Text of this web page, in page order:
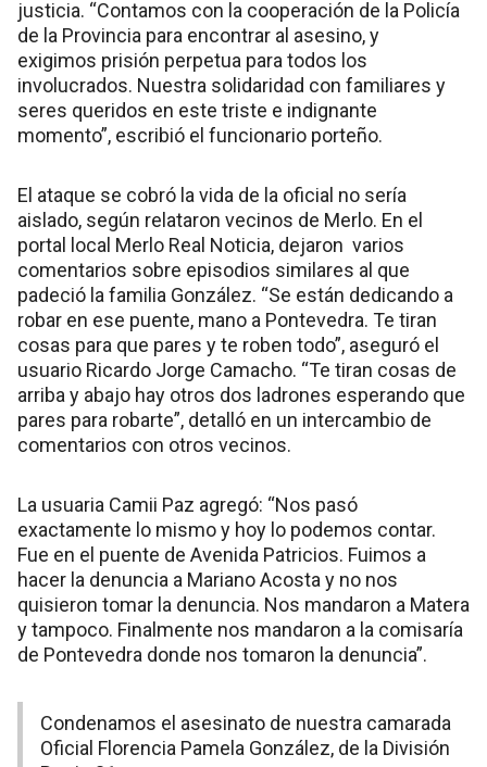
justicia. “Contamos con la cooperación de la Policía
de la Provincia para encontrar al asesino, y
exigimos prisión perpetua para todos los
involucrados. Nuestra solidaridad con familiares y
seres queridos en este triste e indignante
momento”, escribió el funcionario porteño.
El ataque se cobró la vida de la oficial no sería
aislado, según relataron vecinos de Merlo. En el
portal local Merlo Real Noticia, dejaron varios
comentarios sobre episodios similares al que
padeció la familia González. “Se están dedicando a
robar en ese puente, mano a Pontevedra. Te tiran
cosas para que pares y te roben todo”, aseguró el
usuario Ricardo Jorge Camacho. “Te tiran cosas de
arriba y abajo hay otros dos ladrones esperando que
pares para robarte”, detalló en un intercambio de
comentarios con otros vecinos.
La usuaria Camii Paz agregó: “Nos pasó
exactamente lo mismo y hoy lo podemos contar.
Fue en el puente de Avenida Patricios. Fuimos a
hacer la denuncia a Mariano Acosta y no nos
quisieron tomar la denuncia. Nos mandaron a Matera
y tampoco. Finalmente nos mandaron a la comisaría
de Pontevedra donde nos tomaron la denuncia”.
Condenamos el asesinato de nuestra camarada
Oficial Florencia Pamela González, de la División